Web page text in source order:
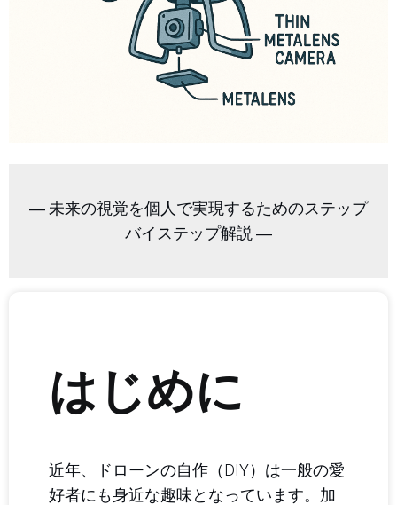
― 未来の視覚を個人で実現するためのステップ
バイステップ解説 ―
はじめに
近年、ドローンの自作（DIY）は一般の愛
好者にも身近な趣味となっています。加